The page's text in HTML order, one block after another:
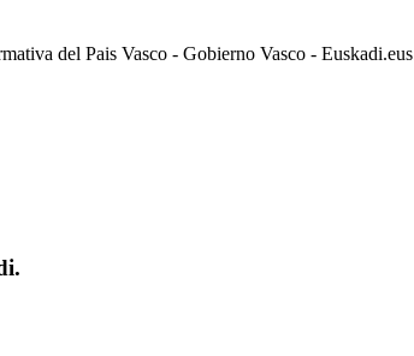
del Pais Vasco - Gobierno Vasco - Euskadi.eus